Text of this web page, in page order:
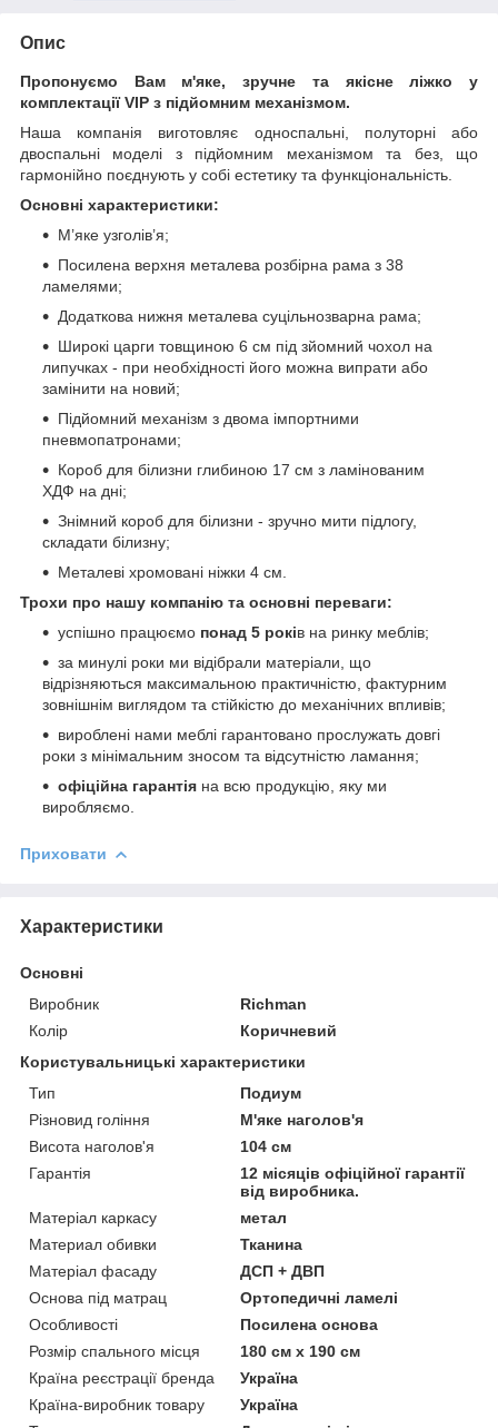
Опис
Пропонуємо Вам м'яке, зручне та якiсне ліжко у
комплектації VIP з підйомним механізмом.
Наша компанія виготовляє односпальні, полуторні або
двоспальні моделі з підйомним механізмом та без, що
гармонійно поєднують у собі естетику та функціональність.
Основні характеристики:
М’яке узголів’я;
Посилена верхня металева розбірна рама з 38
ламелями;
Додаткова нижня металева суцільнозварна рама;
Широкі царги товщиною 6 см під зйомний чохол на
липучках - при необхідності його можна випрати або
замінити на новий;
Підйомний механізм з двома імпортними
пневмопатронами;
Короб для білизни глибиною 17 см з ламінованим
ХДФ на дні;
Знімний короб для білизни - зручно мити підлогу,
складати білизну;
Металеві хромовані ніжки 4 см.
Трохи про нашу компанію та основні переваги:
успішно працюємо понад 5 років на ринку меблів;
за минулі роки ми відібрали матеріали, що
відрізняються максимальною практичністю, фактурним
зовнішнім виглядом та стійкістю до механічних впливів;
вироблені нами меблі гарантовано прослужать довгі
роки з мінімальним зносом та відсутністю ламання;
офіційна гарантія на всю продукцію, яку ми
виробляємо.
Приховати
Характеристики
Основні
Виробник
Richman
Колір
Коричневий
Користувальницькі характеристики
Тип
Подиум
Різновид гоління
М'яке наголов'я
Висота наголов'я
104 см
Гарантія
12 місяців офіційної гарантії
від виробника.
Матеріал каркасу
метал
Материал обивки
Тканина
Матеріал фасаду
ДСП + ДВП
Основа під матрац
Ортопедичні ламелі
Особливості
Посилена основа
Розмір спального місця
180 см х 190 см
Країна реєстрації бренда
Україна
Країна-виробник товару
Україна